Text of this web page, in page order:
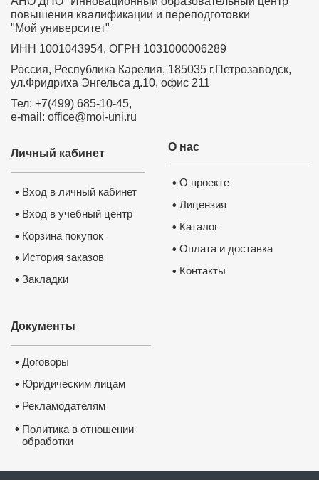
повышения квалификации и переподготовки
"Мой университет"
ИНН 1001043954, ОГРН 1031000006289
Россия, Республика Карелия, 185035 г.Петрозаводск,
ул.Фридриха Энгельса д.10, офис 211
Тел: +7(499) 685-10-45,
e-mail: office@moi-uni.ru
О нас
• О проекте
• Лицензия
• Каталог
• Оплата и доставка
• Контакты
Личный кабинет
• Вход в личный кабинет
• Вход в учебный центр
• Корзина покупок
• История заказов
• Закладки
Документы
• Договоры
• Юридическим лицам
• Рекламодателям
• Политика в отношении
обработки